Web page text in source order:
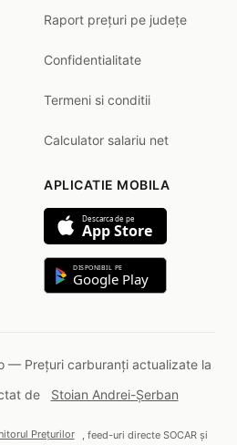
Raport prețuri pe județe
Confidentialitate
Termeni si conditii
Calculator salariu net
APLICATIE MOBILA
Descarca de pe
App Store
DISPONIBIL PE
Google Play
— Prețuri carburanți actualizate la
de
Stoian Andrei-Șerban
Prețurilor , feed-uri directe SOCAR și